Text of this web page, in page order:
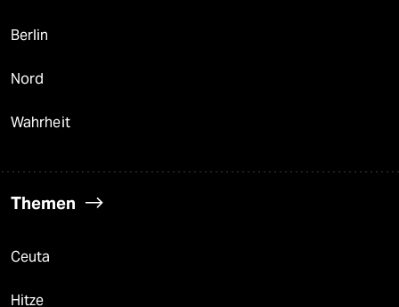
Berlin
Nord
Wahrheit
Themen
Ceuta
Hitze